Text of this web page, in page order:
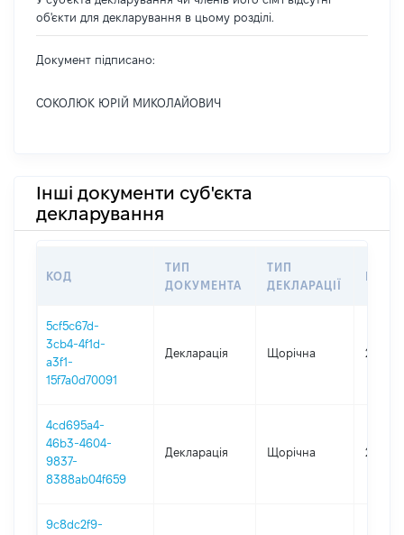
об'єкти для декларування в цьому розділі.
Документ підписано:
СОКОЛЮК ЮРІЙ МИКОЛАЙОВИЧ
Інші документи суб'єкта
декларування
КОД
ТИП
ДОКУМЕНТА
ТИП
ДЕКЛАРАЦІЇ
5cf5c67d-
3cb4-4f1d-
a3f1-
15f7a0d70091
Декларація Щорічна 2025
4cd695a4-
46b3-4604-
9837-
8388ab04f659
Декларація Щорічна 2024
9c8dc2f9-